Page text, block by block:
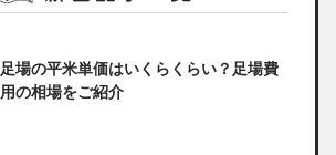
足場の平米単価はいくらくらい？足場費
用の相場をご紹介